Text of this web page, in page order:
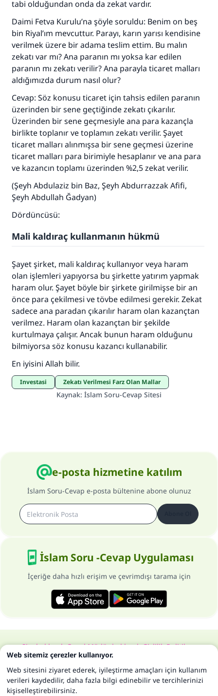
tabi olduğundan onda da zekat vardır.
Daimi Fetva Kurulu’na şöyle soruldu: Benim on beş
bin Riyal’ım mevcuttur. Parayı, karın yarısı kendisine
verilmek üzere bir adama teslim ettim. Bu malın
zekatı var mı? Ana paranın mı yoksa kar edilen
paranın mı zekatı verilir? Ana parayla ticaret malları
aldığımızda durum nasıl olur?
Cevap: Söz konusu ticaret için tahsis edilen paranın
üzerinden bir sene geçtiğinde zekatı çıkarılır.
Üzerinden bir sene geçmesiyle ana para kazançla
birlikte toplanır ve toplamın zekatı verilir. Şayet
ticaret malları alınmışsa bir sene geçmesi üzerine
ticaret malları para birimiyle hesaplanır ve ana para
ve kazancın toplamı üzerinden %2,5 zekat verilir.
(Şeyh Abdulaziz bin Baz, Şeyh Abdurrazzak Afifi,
Şeyh Abdullah Ğadyan)
Dördüncüsü:
Mali kaldıraç kullanmanın hükmü
Şayet şirket, mali kaldıraç kullanıyor veya haram
olan işlemleri yapıyorsa bu şirkette yatırım yapmak
haram olur. Şayet böyle bir şirkete girilmişse bir an
önce para çekilmesi ve tövbe edilmesi gerekir. Zekat
sadece ana paradan çıkarılır haram olan kazançtan
verilmez. Haram olan kazançtan bir şekilde
kurtulmaya çalışır. Ancak bunun haram olduğunu
bilmiyorsa söz konusu kazancı kullanabilir.
En iyisini Allah bilir.
Investasi Zekatı Verilmesi Farz Olan Mallar
Kaynak: İslam Soru-Cevap Sitesi
e-posta hizmetine katılım
İslam Soru-Cevap e-posta bültenine abone olunuz
İslam Soru -Cevap Uygulaması
İçeriğe daha hızlı erişim ve çevrimdışı tarama için
Site hakkındaGenel Müdür hakkındaGizlilik Politikası
Bütün hakları, www.islam-qa.com sitesine aittir 1997-2025 ©
Şimdi katkı yapın!
Web sitemiz çerezler kullanıyor.
Web sitesini ziyaret ederek, iyileştirme amaçları için kullanım
verileri kaydedilir, daha fazla bilgi edinebilir ve tercihlerinizi
kişiselleştirebilirsiniz.